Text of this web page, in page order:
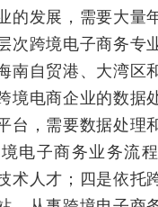
的发展，需要大量
次跨境电子商务专
南自贸港、大湾区
境电商企业的数据
台，需要数据处理
电子商务业务流
术人才；四是依托